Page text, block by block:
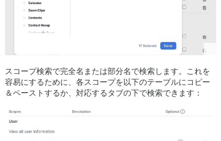
スコープ検索で完全名または部分名で検索します。これを
容易にするために、各スコープを以下のテーブルにコピー
＆ペーストするか、対応するタブの下で検索できます：